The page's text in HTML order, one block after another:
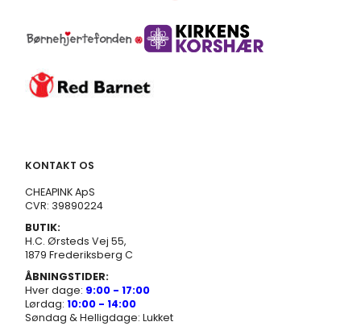
KONTAKT OS
CHEAPINK ApS
CVR: 39890224
BUTIK:
H.C. Ørsteds Vej 55,
1879 Frederiksberg C
ÅBNINGSTIDER:
Hver dage: 9:00 - 17:00
Lørdag: 10:00 - 14:00
Søndag & Helligdage: Lukket